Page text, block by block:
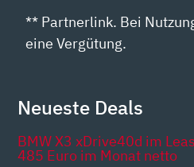
** Partnerlink. Bei
eine Vergütung.
Neueste Deals
BMW X3 xDrive40d im
485 Euro im Monat netto